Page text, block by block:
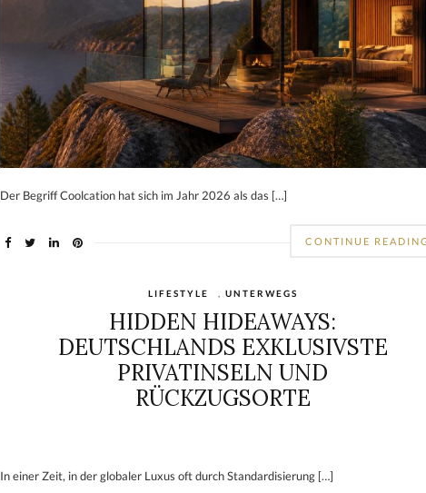
Der Begriff Coolcation hat sich im Jahr 2026 als das […]
CONTINUE
LIFESTYLE UNTERWEGS
HIDDEN HIDEAWAYS:
DEUTSCHLANDS EXKLUSIVSTE
PRIVATINSELN UND
RÜCKZUGSORTE
In einer Zeit, in der globaler Luxus oft durch Standardisierung […]